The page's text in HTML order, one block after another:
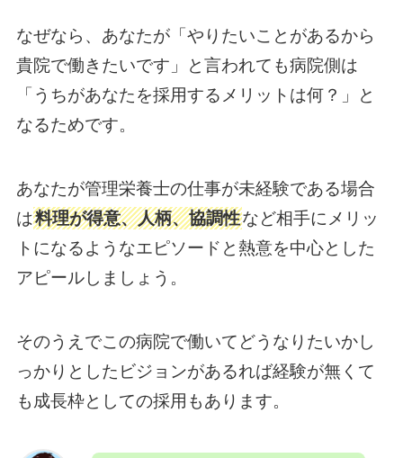
なぜなら、あなたが「やりたいことがあるから
貴院で働きたいです」と言われても病院側は
「うちがあなたを採用するメリットは何？」と
なるためです。
あなたが管理栄養士の仕事が未経験である場合
は料理が得意、人柄、協調性など相手にメリッ
トになるようなエピソードと熱意を中心とした
アピールしましょう。
そのうえでこの病院で働いてどうなりたいかし
っかりとしたビジョンがあるれば経験が無くて
も成長枠としての採用もあります。